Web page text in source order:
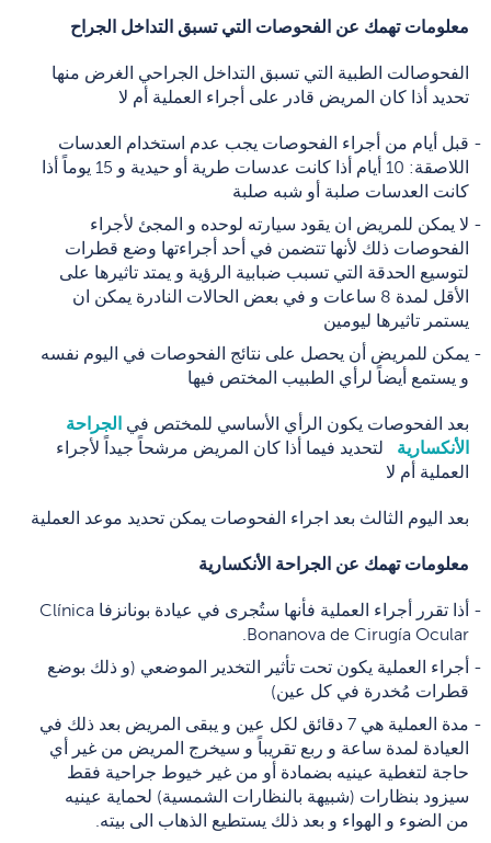
معلومات تهمك عن الفحوصات التي تسبق التداخل الجراح
الفحوصالت الطبية التي تسبق التداخل الجراحي الغرض منها
تحديد أذا كان المريض قادر على أجراء العملية أم لا
قبل أيام من أجراء الفحوصات يجب عدم استخدام العدسات
اللاصقة: 10 أيام أذا كانت عدسات طرية أو حيدية و 15 يوماً أذا
كانت العدسات صلبة أو شبه صلبة
لا يمكن للمريض ان يقود سيارته لوحده و المجئ لأجراء
الفحوصات ذلك لأنها تتضمن في أحد أجراءتها وضع قطرات
لتوسيع الحدقة التي تسبب ضبابية الرؤية و يمتد تاثيرها على
الأقل لمدة 8 ساعات و في بعض الحالات النادرة يمكن ان
يستمر تاثيرها ليومين
يمكن للمريض أن يحصل على نتائج الفحوصات في اليوم نفسه
و يستمع أيضاً لرأي الطبيب المختص فيها
بعد الفحوصات يكون الرأي الأساسي للمختص في الجراحة
الأنكسارية
لتحديد فيما أذا كان المريض مرشحاً جيداً لأجراء
العملية أم لا
بعد اليوم الثالث بعد اجراء الفحوصات يمكن تحديد موعد العملية
معلومات تهمك عن الجراحة الأنكسارية
أذا تقرر أجراء العملية فأنها ستُجرى في عيادة بونانزفا Clínica
Bonanova de Cirugía Ocular.
أجراء العملية يكون تحت تأثير التخدير الموضعي (و ذلك بوضع
قطرات مُخدرة في كل عين)
مدة العملية هي 7 دقائق لكل عين و يبقى المريض بعد ذلك في
العيادة لمدة ساعة و ربع تقريباً و سيخرج المريض من غير أي
حاجة لتغطية عينيه بضمادة أو من غير خيوط جراحية فقط
سيزود بنظارات (شبيهة بالنظارات الشمسية) لحماية عينيه
من الضوء و الهواء و بعد ذلك يستطيع الذهاب الى بيته.